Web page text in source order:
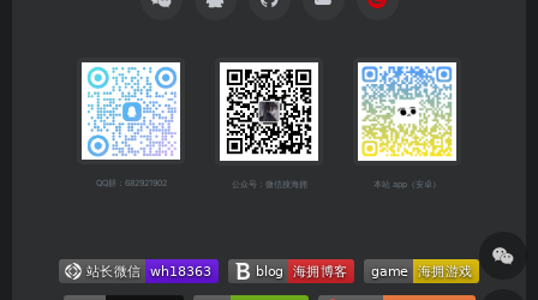
QQ群：682921902 公众号：微信搜海拥 本站 app（安卓）